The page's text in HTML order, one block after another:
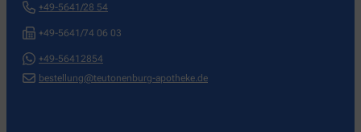
+49-5641/28 54
+49-5641/74 06 03
+49-56412854
bestellung@teutonenburg-apotheke.de